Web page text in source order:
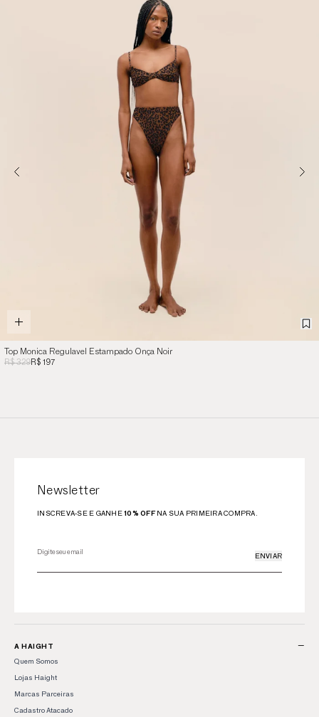
Top Monica Regulavel Estampado Onça Noir
R$ 329R$ 197
Newsletter
INSCREVA-SE E GANHE10% OFFNA SUA PRIMEIRA COMPRA.
ENVIAR
A HAIGHT −
Quem Somos
Lojas Haight
Marcas Parceiras
Cadastro Atacado